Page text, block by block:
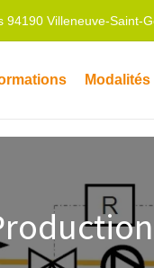
94190 Villeneuve-Saint-
Modalités